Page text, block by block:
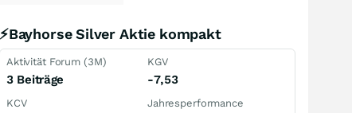
⚡Bayhorse Silver Aktie kompakt
Aktivität Forum (3M)
3 Beiträge
KGV
-7,53
KCV Jahresperformance